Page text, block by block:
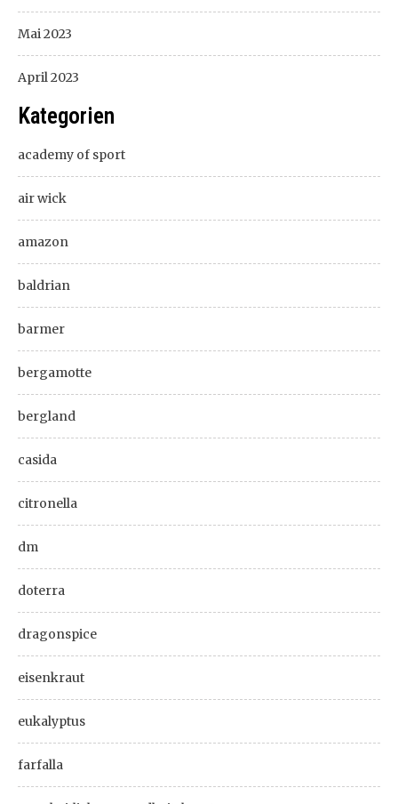
Mai 2023
April 2023
Kategorien
academy of sport
air wick
amazon
baldrian
barmer
bergamotte
bergland
casida
citronella
dm
doterra
dragonspice
eisenkraut
eukalyptus
farfalla